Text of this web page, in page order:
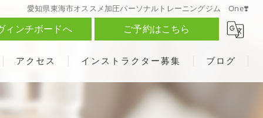
愛知県東海市オススメ加圧パーソナルトレーニングジム One❣️
ィンチボードへ ご予約はこちら
アクセス インストラクター募集 ブログ